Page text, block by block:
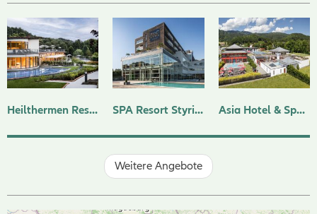
Heilthermen Resort Bad Waltersdorf SPA Resort Styria // adults only Asia Hotel & Spa Leoben
Weitere Angebote